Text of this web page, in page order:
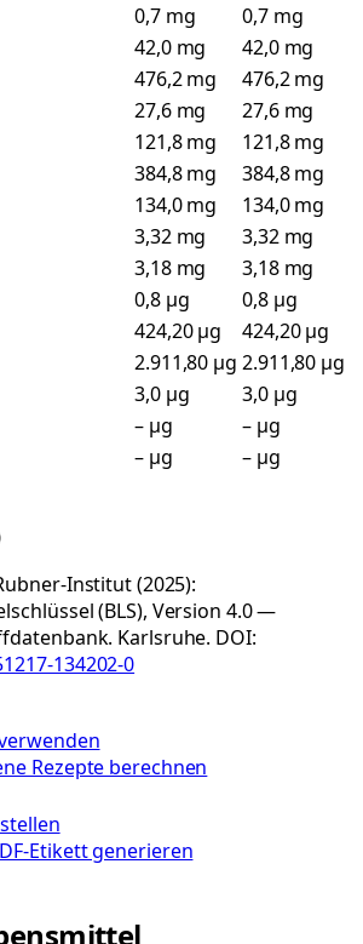
0,7 mg
0,7 mg
42,0 mg
42,0 mg
476,2 mg
476,2 mg
27,6 mg
27,6 mg
121,8 mg
121,8 mg
384,8 mg
384,8 mg
134,0 mg
134,0 mg
3,32 mg
3,32 mg
3,18 mg
3,18 mg
0,8 µg
0,8 µg
424,20 µg
424,20 µg
2.911,80 µg 2.911,80 µg
3,0 µg
3,0 µg
– µg
– µg
– µg
– µg
Institut (2025):
(BLS), Version 4.0 —
Karlsruhe. DOI:
134202-0
Rezepte berechnen
Etikett generieren